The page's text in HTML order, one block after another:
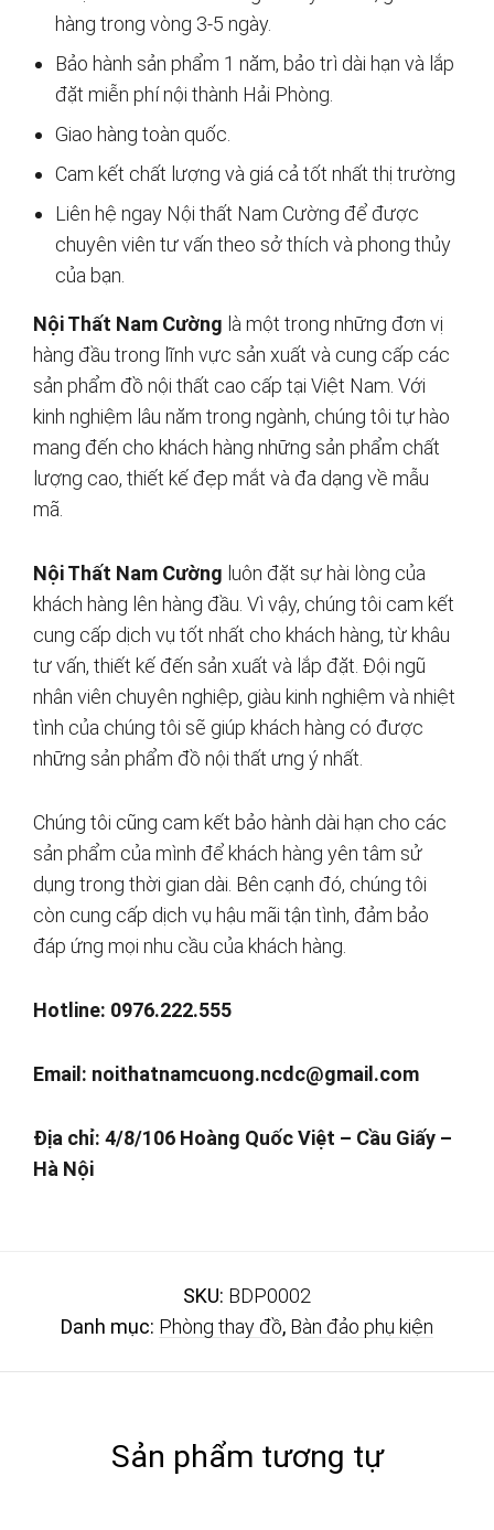
hàng trong vòng 3-5 ngày.
Bảo hành sản phẩm 1 năm, bảo trì dài hạn và lắp
đặt miễn phí nội thành Hải Phòng.
Giao hàng toàn quốc.
Cam kết chất lượng và giá cả tốt nhất thị trường
Liên hệ ngay Nội thất Nam Cường để được
chuyên viên tư vấn theo sở thích và phong thủy
của bạn.
Nội Thất Nam Cường là một trong những đơn vị
hàng đầu trong lĩnh vực sản xuất và cung cấp các
sản phẩm đồ nội thất cao cấp tại Việt Nam. Với
kinh nghiệm lâu năm trong ngành, chúng tôi tự hào
mang đến cho khách hàng những sản phẩm chất
lượng cao, thiết kế đẹp mắt và đa dạng về mẫu
mã.
Nội Thất Nam Cường luôn đặt sự hài lòng của
khách hàng lên hàng đầu. Vì vậy, chúng tôi cam kết
cung cấp dịch vụ tốt nhất cho khách hàng, từ khâu
tư vấn, thiết kế đến sản xuất và lắp đặt. Đội ngũ
nhân viên chuyên nghiệp, giàu kinh nghiệm và nhiệt
tình của chúng tôi sẽ giúp khách hàng có được
những sản phẩm đồ nội thất ưng ý nhất.
Chúng tôi cũng cam kết bảo hành dài hạn cho các
sản phẩm của mình để khách hàng yên tâm sử
dụng trong thời gian dài. Bên cạnh đó, chúng tôi
còn cung cấp dịch vụ hậu mãi tận tình, đảm bảo
đáp ứng mọi nhu cầu của khách hàng.
Hotline: 0976.222.555
Email: noithatnamcuong.ncdc@gmail.com
Địa chỉ: 4/8/106 Hoàng Quốc Việt – Cầu Giấy –
Hà Nội
SKU: BDP0002
Danh mục: Phòng thay đồ, Bàn đảo phụ kiện
Sản phẩm tương tự